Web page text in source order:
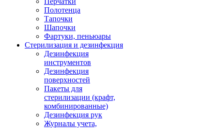
Полотенца
Тапочки
Шапочки
Фартуки, пеньюары
Стерилизация и дезинфекция
Дезинфекция
инструментов
Дезинфекция
поверхностей
Пакеты для
стерилизации (крафт,
комбинированные)
Дезинфекция рук
Журналы учета,